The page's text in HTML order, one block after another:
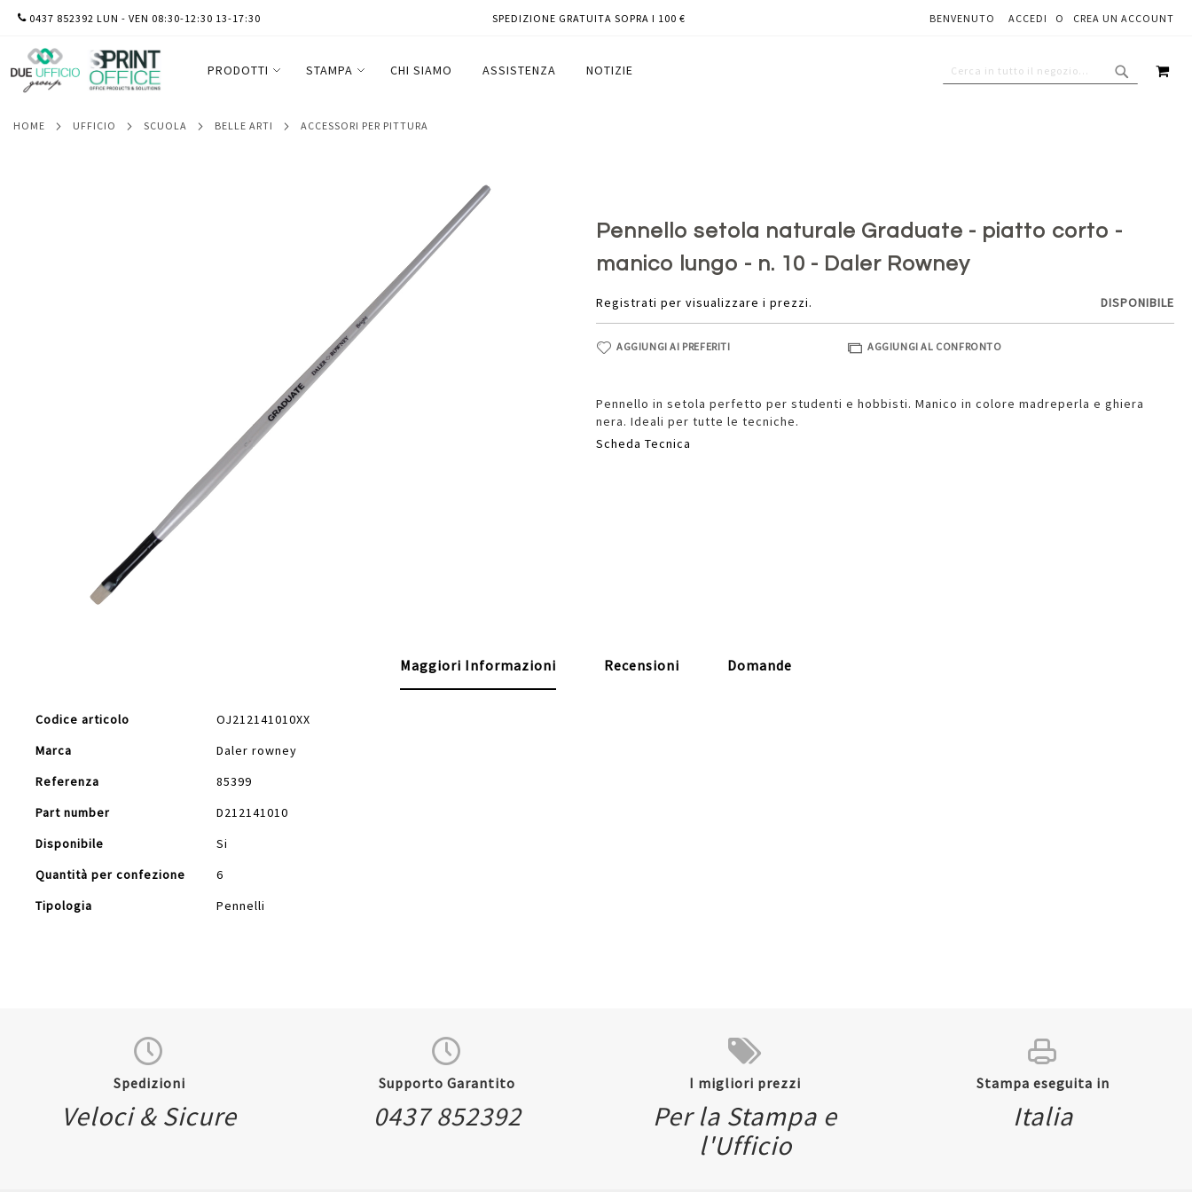
SALTA
CONTENUTO
BENVENUTO ACCEDI CREA UN ACCOUNT
0437 852392 LUN - VEN 08:30-12:30 13-17:30 SPEDIZIONE GRATUITA SOPRA I 100 €
PRODOTTI STAMPA CHI SIAMO ASSISTENZA NOTIZIE
HOME UFFICIO SCUOLA BELLE ARTI ACCESSORI PER PITTURA
Pennello setola naturale Graduate - piatto corto -
manico lungo - n. 10 - Daler Rowney
Registrati per visualizzare i prezzi. DISPONIBILE
AGGIUNGI AI PREFERITI AGGIUNGI AL CONFRONTO
Pennello in setola perfetto per studenti e hobbisti. Manico in colore madreperla e ghiera
nera. Ideali per tutte le tecniche.
Scheda Tecnica
immagini
Maggiori Informazioni
Maggiori
Codice articolo
OJ212141010XX
Marca
Daler rowney
Referenza
85399
Part number
D212141010
Disponibile
Si
Quantità per confezione
6
Tipologia
Pennelli
Recensioni Domande
Spedizioni
Veloci & Sicure
Supporto Garantito
0437 852392
I migliori prezzi
Per la Stampa e
l'Ufficio
Stampa eseguita in
Italia
Pennello setola naturale Graduate - piatto corto - manico lungo - n. 10 - Daler
Rowney